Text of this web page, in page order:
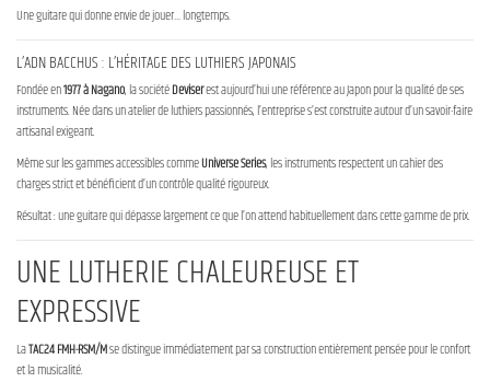
Une guitare qui donne envie de jouer… longtemps.
L’ADN BACCHUS : L’HÉRITAGE DES LUTHIERS JAPONAIS
Fondée en1977 à Nagano, la sociétéDeviserest aujourd’hui une référence au Japon pour la qualité de ses
instruments. Née dans un atelier de luthiers passionnés, l’entreprise s’est construite autour d’un savoir-faire
artisanal exigeant.
Même sur les gammes accessibles commeUniverse Series, les instruments respectent un cahier des
charges strict et bénéficient d’un contrôle qualité rigoureux.
Résultat : une guitare qui dépasse largement ce que l’on attend habituellement dans cette gamme de prix.
UNE LUTHERIE CHALEUREUSE ET
EXPRESSIVE
LaTAC24 FMH-RSM/Mse distingue immédiatement par sa construction entièrement pensée pour le confort
et la musicalité.